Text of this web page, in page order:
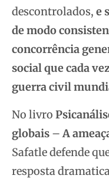
descontrolados, e
de modo
concorrência
social que cada
guerra civil
No livro
globais –A
Safatle defende
resposta